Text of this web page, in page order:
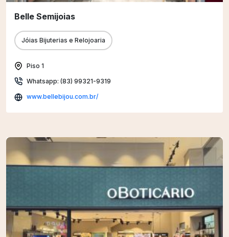
Belle Semijoias
Jóias Bijuterias e Relojoaria
Piso 1
Whatsapp: (83) 99321-9319
www.bellebijou.com.br/